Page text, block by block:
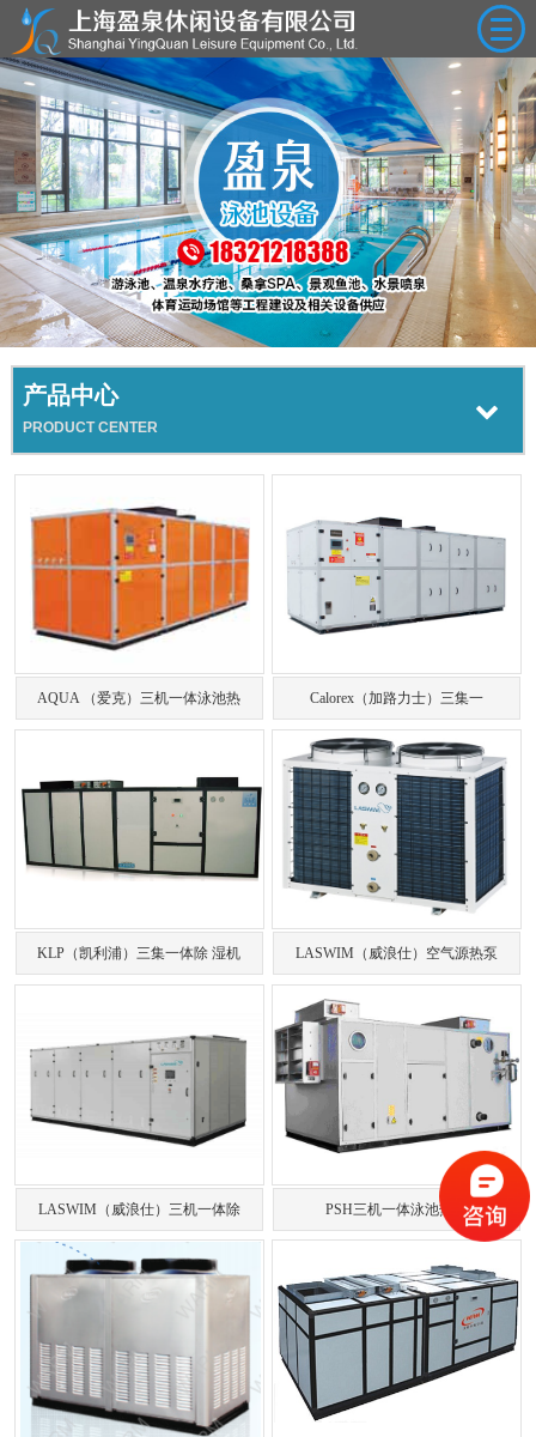
网站首页
关于我们
产品中心
新闻中心
案例展示
视频展示
人才招聘
联系我们
产品中心
PRODUCT CENTER
AQUA （爱克）三机一体泳池热 Calorex（加路力士）三集一
KLP（凯利浦）三集一体除 湿机 LASWIM（威浪仕）空气源热泵
LASWIM（威浪仕）三机一体除 PSH三机一体泳池热泵